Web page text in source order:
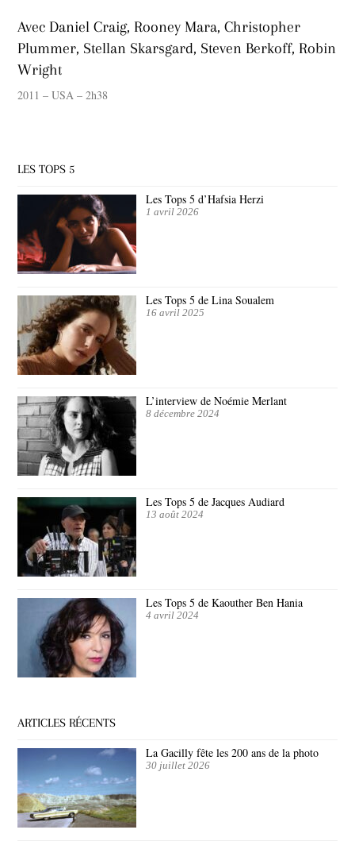
Avec Daniel Craig, Rooney Mara, Christopher
Plummer, Stellan Skarsgard, Steven Berkoff, Robin
Wright
2011 – USA – 2h38
LES TOPS 5
Les Tops 5 d’Hafsia Herzi
1 avril 2026
Les Tops 5 de Lina Soualem
16 avril 2025
L’interview de Noémie Merlant
8 décembre 2024
Les Tops 5 de Jacques Audiard
13 août 2024
Les Tops 5 de Kaouther Ben Hania
4 avril 2024
ARTICLES RÉCENTS
La Gacilly fête les 200 ans de la photo
30 juillet 2026